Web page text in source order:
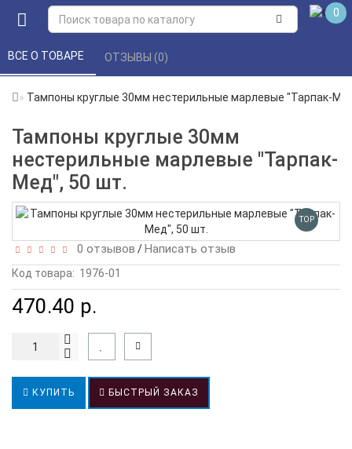
0
Тампоны круглые 30мм нестерильные марлевые "Тарпак-
Тампоны круглые 30мм
нестерильные марлевые "Тарпак-
Мед", 50 шт.
ВСЕ О ТОВАРЕ ОТЗЫВЫ (0)
TOP
0 отзывов /Написать отзыв
Код товара: 1976-01
470.40 р.
КУПИТЬ БЫСТРЫЙ ЗАКАЗ